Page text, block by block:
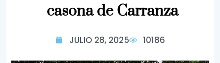
casona de Carranza
JULIO 28, 2025 10186